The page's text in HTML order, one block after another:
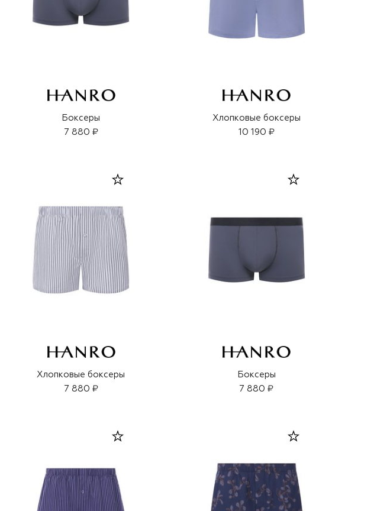
Боксеры
7 880 ₽
Хлопковые боксеры
10 190 ₽
Хлопковые боксеры
7 880 ₽
Боксеры
7 880 ₽